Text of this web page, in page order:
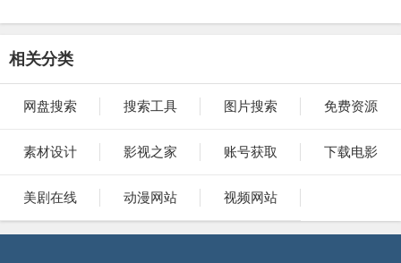
相关分类
网盘搜索 搜索工具 图片搜索 免费资源
素材设计 影视之家 账号获取 下载电影
美剧在线 动漫网站 视频网站